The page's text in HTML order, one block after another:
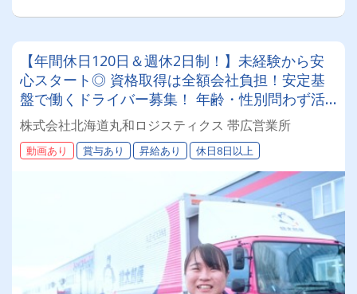
【年間休日120日＆週休2日制！】未経験から安
心スタート◎ 資格取得は全額会社負担！安定基
盤で働くドライバー募集！ 年齢・性別問わず活
躍できるお仕事です✨
株式会社北海道丸和ロジスティクス 帯広営業所
動画あり 賞与あり 昇給あり 休日8日以上